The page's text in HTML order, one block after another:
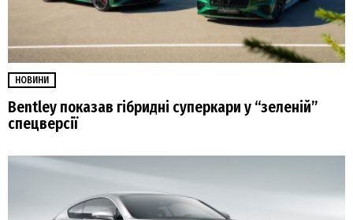
НОВИНИ
Bentley показав гібридні суперкари у “зеленій”
спецверсії